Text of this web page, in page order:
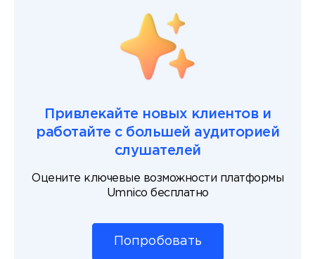
Привлекайте новых клиентов и
работайте с большей аудиторией
слушателей
Оцените ключевые возможности платформы
Umnico бесплатно
Попробовать